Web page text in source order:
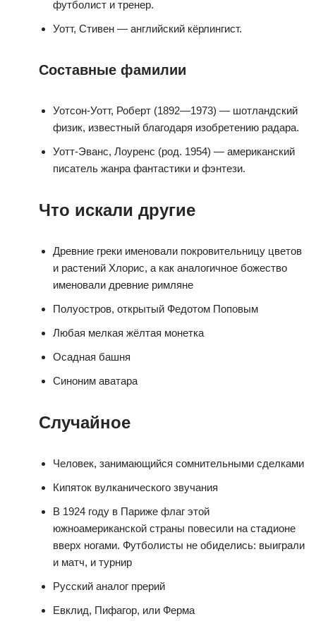
футболист и тренер.
Уотт, Стивен — английский кёрлингист.
Составные фамилии
Уотсон-Уотт, Роберт (1892—1973) — шотландский
физик, известный благодаря изобретению радара.
Уотт-Эванс, Лоуренс (род. 1954) — американский
писатель жанра фантастики и фэнтези.
Что искали другие
Древние греки именовали покровительницу цветов
и растений Хлорис, а как аналогичное божество
именовали древние римляне
Полуостров, открытый Федотом Поповым
Любая мелкая жёлтая монетка
Осадная башня
Синоним аватара
Случайное
Человек, занимающийся сомнительными сделками
Кипяток вулканического звучания
В 1924 году в Париже флаг этой
южноамериканской страны повесили на стадионе
вверх ногами. Футболисты не обиделись: выиграли
и матч, и турнир
Русский аналог прерий
Евклид, Пифагор, или Ферма